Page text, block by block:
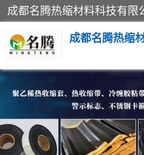
成都名腾热缩
热收缩套（闭口套）
热收缩缠绕带